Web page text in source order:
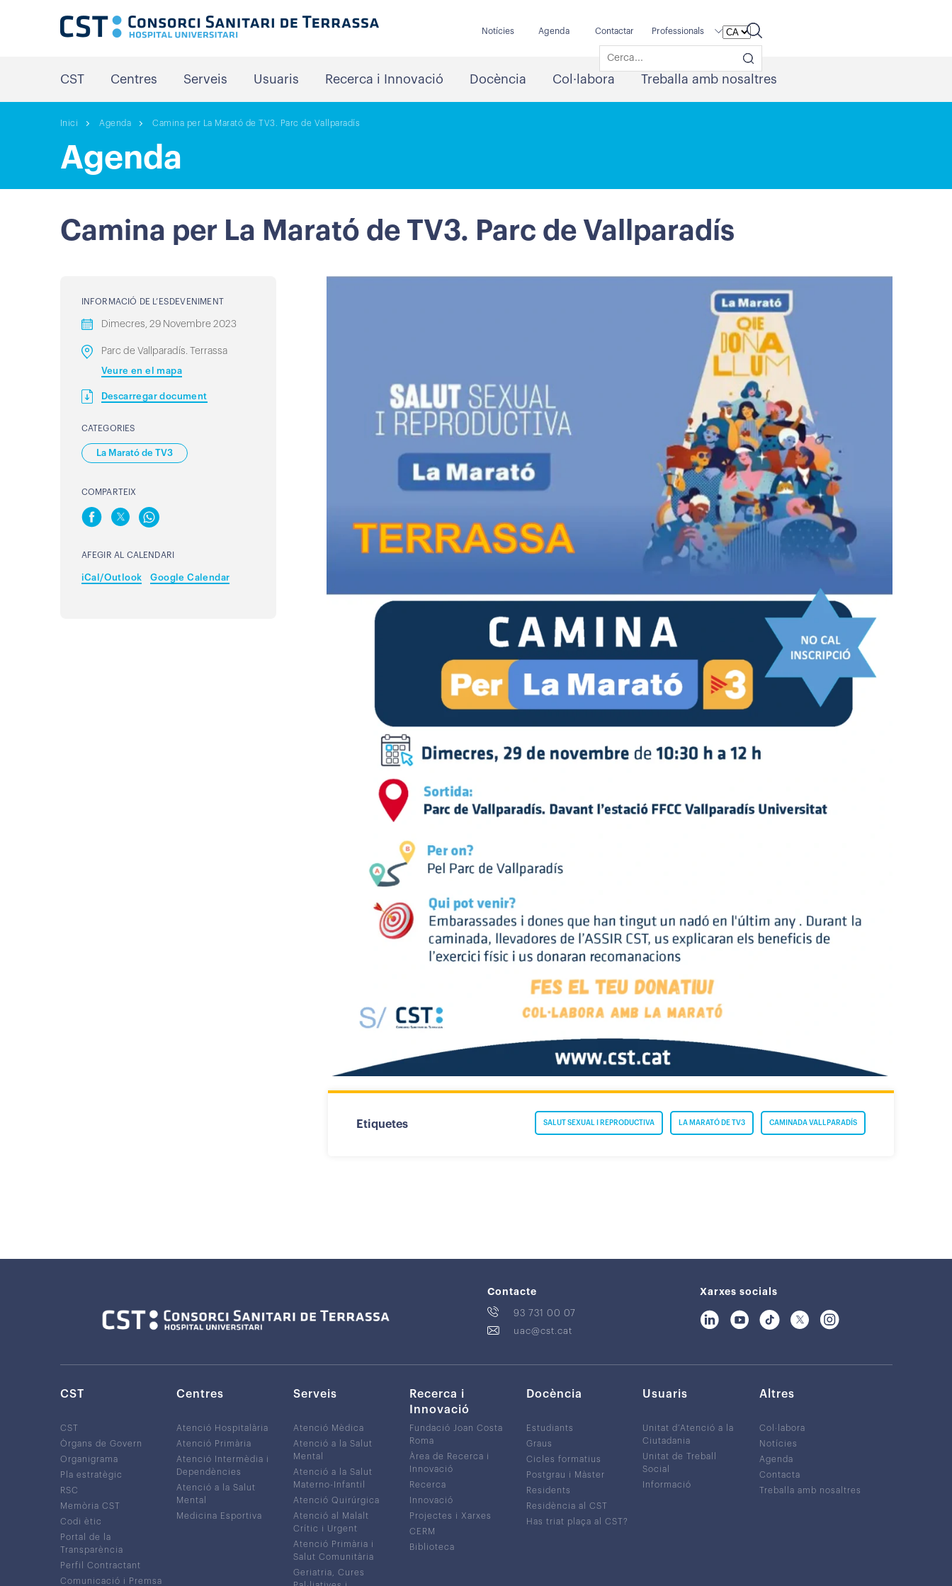
Notícies Agenda Contactar Professionals
CST Centres Serveis Usuaris Recerca i Innovació Docència Col·labora Treballa amb nosaltres
Inici Agenda Camina per La Marató de TV3. Parc de Vallparadís
Agenda
Camina per La Marató de TV3. Parc de Vallparadís
INFORMACIÓ DE L’ESDEVENIMENT
Dimecres, 29 Novembre 2023
Parc de Vallparadís. Terrassa
Veure en el mapa
Descarregar document
CATEGORIES
La Marató de TV3
COMPARTEIX
AFEGIR AL CALENDARI
iCal/Outlook Google Calendar
Etiquetes CAMINADA VALLPARADÍS
LA MARATÓ DE TV3
SALUT SEXUAL I REPRODUCTIVA
Contacte
93 731 00 07
uac@cst.cat
Xarxes socials
CST
CST
Òrgans de Govern
Organigrama
Pla estratègic
RSC
Memòria CST
Codi ètic
Portal de la
Transparència
Perfil Contractant
Comunicació i Premsa
Centres
Atenció Hospitalària
Atenció Primària
Atenció Intermèdia i
Dependències
Atenció a la Salut
Mental
Medicina Esportiva
Serveis
Atenció Mèdica
Atenció a la Salut
Mental
Atenció a la Salut
Materno-Infantil
Atenció Quirúrgica
Atenció al Malalt
Crític i Urgent
Atenció Primària i
Salut Comunitària
Geriatria, Cures
Recerca i
Innovació
Fundació Joan Costa
Roma
Àrea de Recerca i
Innovació
Recerca
Innovació
Projectes i Xarxes
CERM
Biblioteca
Docència
Estudiants
Graus
Cicles formatius
Postgrau i Màster
Residents
Residència al CST
Has triat plaça al CST?
Usuaris
Unitat d’Atenció a la
Ciutadania
Unitat de Treball
Social
Informació
Altres
Col·labora
Notícies
Agenda
Contacta
Treballa amb nosaltres